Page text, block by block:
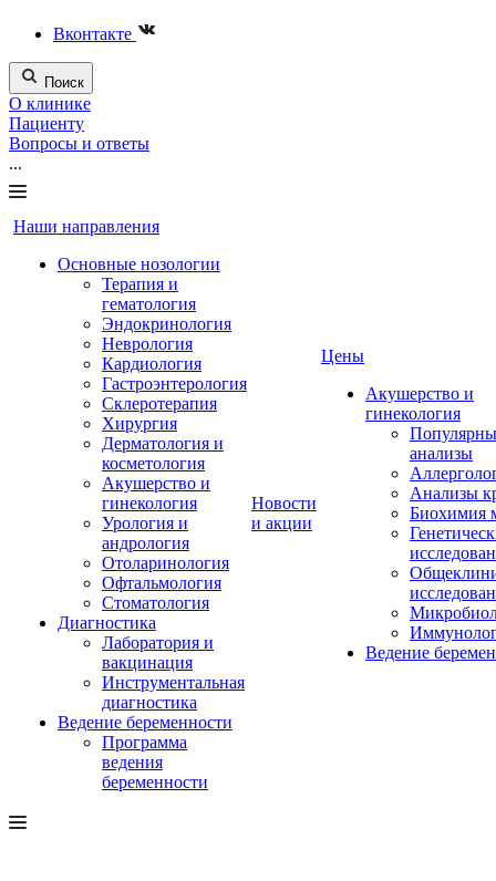
Вконтакте
Поиск
О клинике
Пациенту
Вопросы и ответы
...
Наши направления
Основные нозологии
Терапия и
гематология
Эндокринология
Неврология
Кардиология
Гастроэнтерология
Склеротерапия
Хирургия
Дерматология и
косметология
Акушерство и
гинекология
Урология и
андрология
Отоларинология
Офтальмология
Стоматология
Диагностика
Лаборатория и
вакцинация
Инструментальная
диагностика
Ведение беременности
Программа
ведения
беременности
Новости
и акции
Цены
Акушерство и
гинекология
анализы
Анализы
Биохимия
Ведение